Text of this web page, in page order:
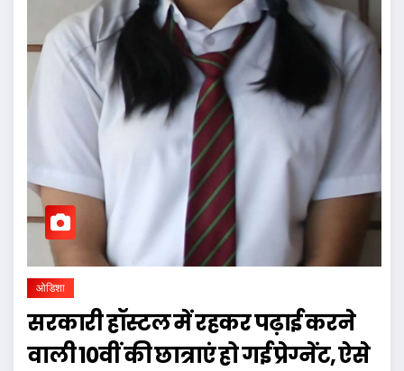
ओडिशा
सरकारी हॉस्टल में रहकर पढ़ाई करने
वाली 10वीं की छात्राएं हो गई प्रेग्नेंट, ऐसे